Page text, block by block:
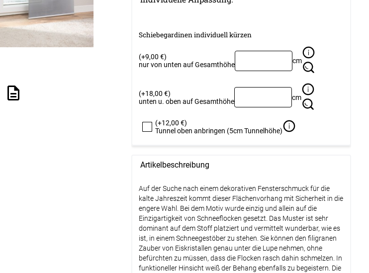
Lysel - Schiebegardine Klemmleisten Set
Optionen verfügbar, bitte konfigurieren.
#1W
Optionen verfügbar, bitte konfigurieren.
Weiter
Schiebegardinen individuell kürzen
(+9,00 €)
nur von unten auf Gesamthöhe
cm
(+18,00 €)
unten u. oben auf Gesamthöhe
cm
(+12,00 €)
Tunnel oben anbringen (5cm Tunnelhöhe)
Artikelbeschreibung
Auf der Suche nach einem dekorativen Fensterschmuck für die
kalte Jahreszeit kommt dieser Flächenvorhang mit Sicherheit in die
engere Wahl. Bei dem Motiv wurde einzig und allein auf die
Einzigartigkeit von Schneeflocken gesetzt. Das Muster ist sehr
dominant auf dem Stoff platziert und vermittelt wunderbar, wie es
ist, in einem Schneegestöber zu stehen. Sie können den filigranen
Zauber von Eiskristallen genau unter die Lupe nehmen, ohne
befürchten zu müssen, dass die Flocken rasch dahin schmelzen. In
funktioneller Hinsicht weiß der Behang ebenfalls zu begeistern. Die